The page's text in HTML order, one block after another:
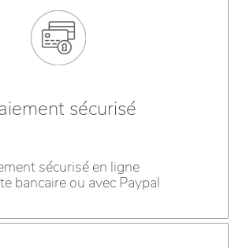
sécurisé
sécurisé en ligne
bancaire ou avec Paypal